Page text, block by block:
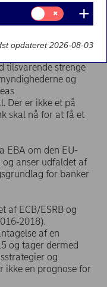
stresstest, der blev
(CET1) fra 16,5
tilsvarende strenge
og
Der er ikke et på
skal nå for at få et
EBA om den EU-
anser udfaldet af
for banker
af ECB/ESRB og
af en
og tager dermed
og
ikke en prognose for
Samtykke
til:
Markedsføring
opdateret 2026-08-03